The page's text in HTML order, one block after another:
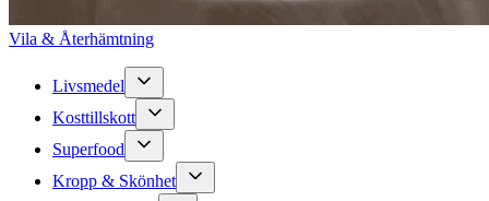
Vila & Återhämtning
Livsmedel
Kosttillskott
Superfood
Kropp & Skönhet